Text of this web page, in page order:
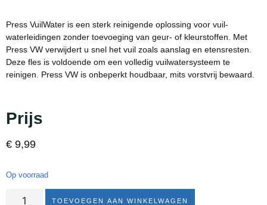
Press VuilWater is een sterk reinigende oplossing voor vuil-
waterleidingen zonder toevoeging van geur- of kleurstoffen. Met
Press VW verwijdert u snel het vuil zoals aanslag en etensresten.
Deze fles is voldoende om een volledig vuilwatersysteem te
reinigen. Press VW is onbeperkt houdbaar, mits vorstvrij bewaard.
Prijs
€ 9,99
Op voorraad
TOEVOEGEN AAN WINKELWAGEN